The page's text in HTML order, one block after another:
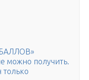
можно получить.
только